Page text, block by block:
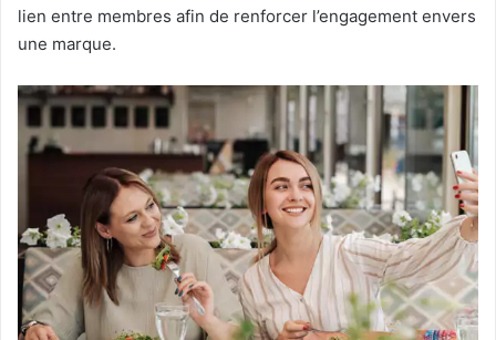
lien entre membres afin de renforcer l’engagement envers
une marque.